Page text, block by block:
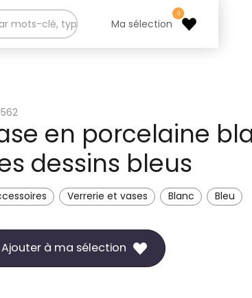
Ma sélection
0
en porcelaine
dessins bleus
Verrerie et vases Blanc Bleu
Ajouter à ma sélection